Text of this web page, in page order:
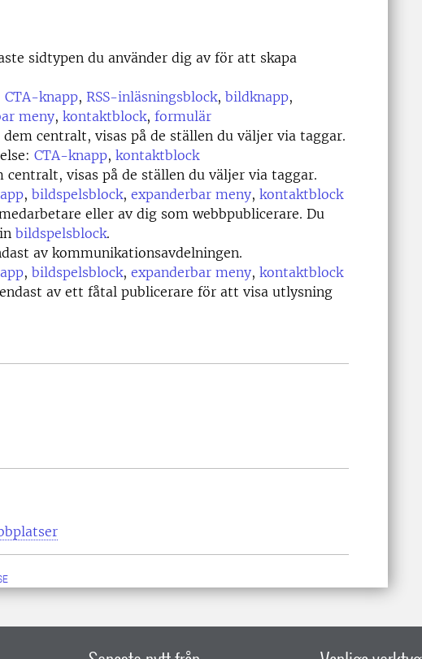
sidtypen du använder dig av för att skapa
CTA-knapp, RSS-inläsningsblock, bildknapp,
meny, kontaktblock, formulär
dem centralt, visas på de ställen du väljer via taggar.
CTA-knapp, kontaktblock
centralt, visas på de ställen du väljer via taggar.
, bildspelsblock, expanderbar meny, kontaktblock
eller av dig som webbpublicerare. Du
bildspelsblock.
av kommunikationsavdelningen.
, bildspelsblock, expanderbar meny, kontaktblock
av ett fåtal publicerare för att visa utlysning